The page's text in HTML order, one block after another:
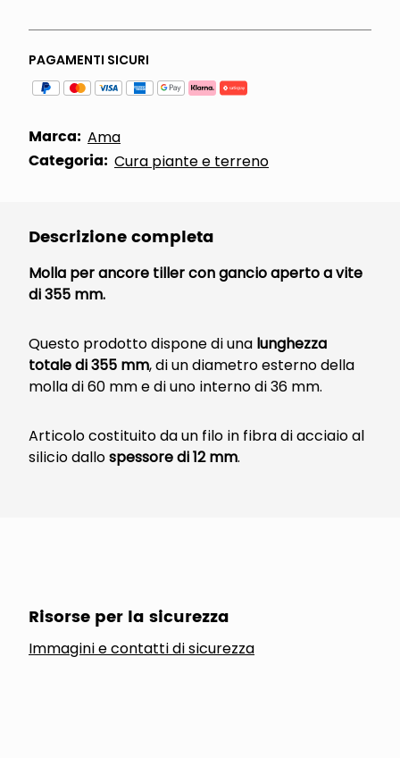
PAGAMENTI SICURI
Marca: Ama
Categoria: Cura piante e terreno
Descrizione completa
Molla per ancore tiller con gancio aperto a vite
di 355 mm.
Questo prodotto dispone di una lunghezza
totale di 355 mm, di un diametro esterno della
molla di 60 mm e di uno interno di 36 mm.
Articolo costituito da un filo in fibra di acciaio al
silicio dallospessore di 12 mm.
Risorse per la sicurezza
Immagini e contatti di sicurezza